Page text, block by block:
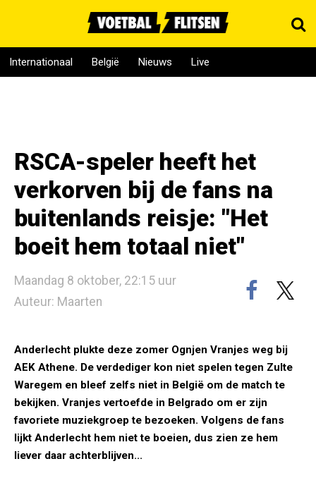
Internationaal België Nieuws Live
RSCA-speler heeft het
verkorven bij de fans na
buitenlands reisje: "Het
boeit hem totaal niet"
Maandag 8 oktober, 22:15 uur
Auteur: Maarten
Anderlecht plukte deze zomer Ognjen Vranjes weg bij
AEK Athene. De verdediger kon niet spelen tegen Zulte
Waregem en bleef zelfs niet in België om de match te
bekijken. Vranjes vertoefde in Belgrado om er zijn
favoriete muziekgroep te bezoeken. Volgens de fans
lijkt Anderlecht hem niet te boeien, dus zien ze hem
liever daar achterblijven...